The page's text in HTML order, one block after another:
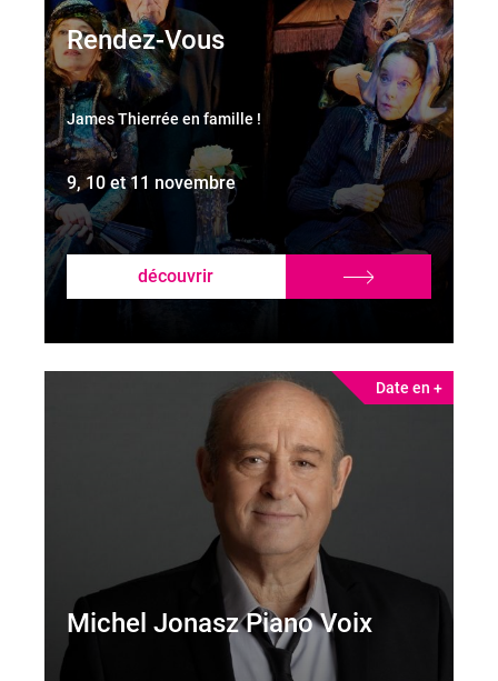
Rendez-Vous
James Thierrée en famille !
9, 10 et 11 novembre
découvrir
Date en +
Michel Jonasz Piano Voix